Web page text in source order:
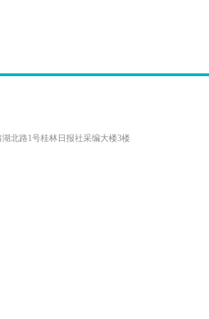
湖北路1号桂林日报社采编大楼3楼